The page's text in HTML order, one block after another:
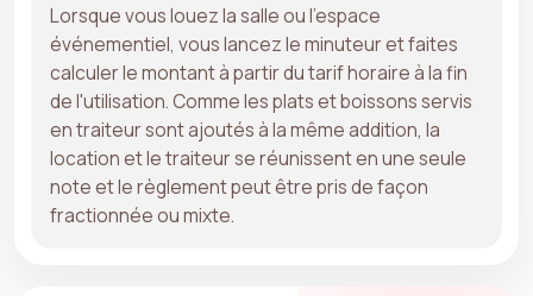
Lorsque vous louez la salle ou l'espace
événementiel, vous lancez le minuteur et faites
calculer le montant à partir du tarif horaire à la fin
de l'utilisation. Comme les plats et boissons servis
en traiteur sont ajoutés à la même addition, la
location et le traiteur se réunissent en une seule
note et le règlement peut être pris de façon
fractionnée ou mixte.